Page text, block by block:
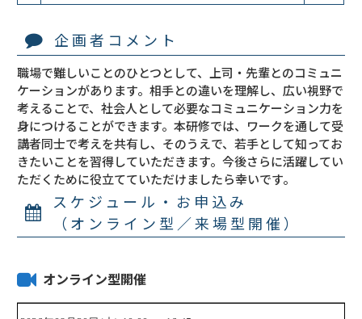
企画者コメント
職場で難しいことのひとつとして、上司・先輩とのコミュニ
ケーションがあります。相手との違いを理解し、広い視野で
考えることで、社会人として必要なコミュニケーション力を
身につけることができます。本研修では、ワークを通して受
講者同士で考えを共有し、そのうえで、若手として知ってお
きたいことを習得していただきます。今後さらに活躍してい
ただくために役立てていただけましたら幸いです。
スケジュール・お申込み
（オンライン型／来場型開催）
オンライン型開催